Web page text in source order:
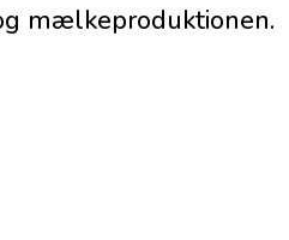
mælkeproduktionen.